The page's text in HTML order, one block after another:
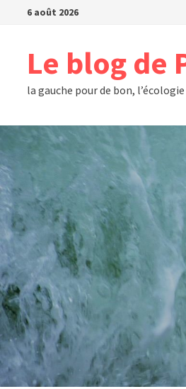
Passer6 août 2026
Le blog de
la gauche pour de bon,